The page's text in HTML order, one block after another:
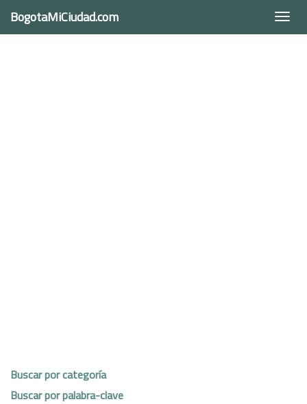
BogotaMiCiudad.com
Buscar por categoría
Buscar por palabra-clave